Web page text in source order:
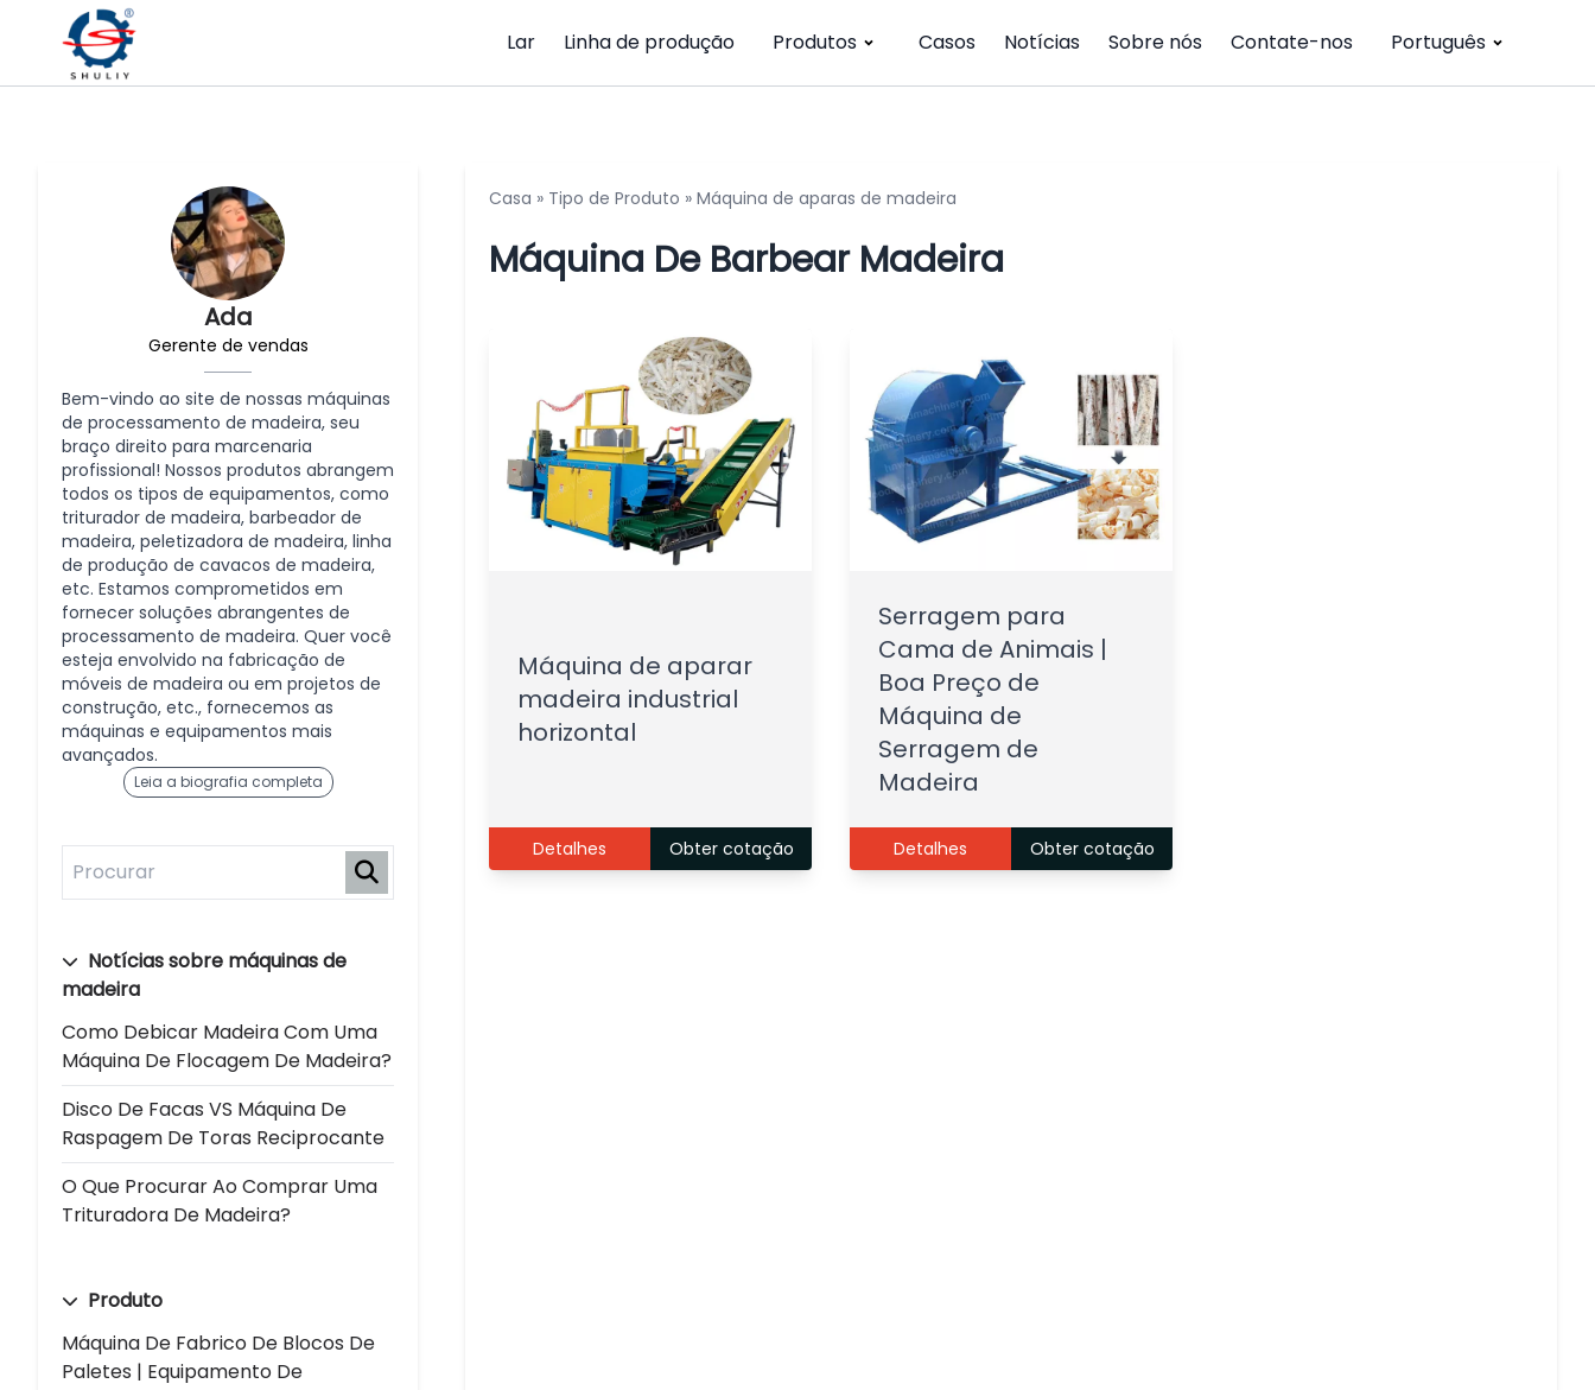
Lar Linha de produção Produtos Casos Notícias Sobre nós Contate-nos Português
Ada
Gerente de vendas
Bem-vindo ao site de nossas máquinas
de processamento de madeira, seu
braço direito para marcenaria
profissional! Nossos produtos abrangem
todos os tipos de equipamentos, como
triturador de madeira, barbeador de
madeira, peletizadora de madeira, linha
de produção de cavacos de madeira,
etc. Estamos comprometidos em
fornecer soluções abrangentes de
processamento de madeira. Quer você
esteja envolvido na fabricação de
móveis de madeira ou em projetos de
construção, etc., fornecemos as
máquinas e equipamentos mais
avançados.
Leia a biografia completa
Notícias sobre máquinas de
madeira
Como Debicar Madeira Com Uma
Máquina De Flocagem De Madeira?
Disco De Facas VS Máquina De
Raspagem De Toras Reciprocante
O Que Procurar Ao Comprar Uma
Trituradora De Madeira?
Produto
Máquina De Fabrico De Blocos De
Paletes | Equipamento De
Casa » Tipo de Produto » Máquina de aparas de madeira
Máquina De Barbear Madeira
Máquina de aparar
madeira industrial
horizontal
Detalhes Obter cotação
Serragem para
Cama de Animais |
Boa Preço de
Máquina de
Serragem de
Madeira
Detalhes Obter cotação